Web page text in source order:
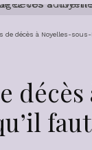
de décès à Noyelles-